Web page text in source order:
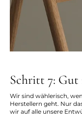
Schritt 7: Gut
Wir sind wählerisch,
Herstellern geht. Nur
wir auf alle unsere